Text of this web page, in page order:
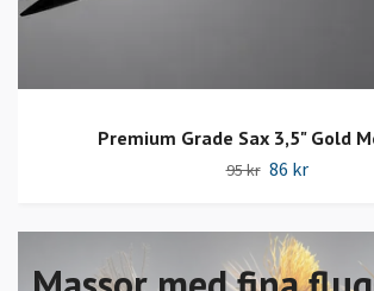
Premium Grade Sax 3,5" Gold
95 kr 86 kr